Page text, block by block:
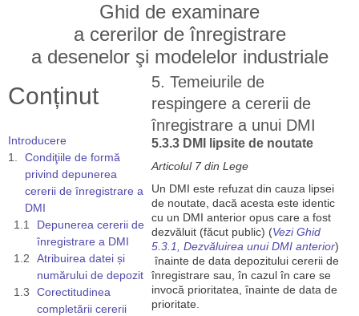
Ghid de examinare
a cererilor de înregistrare
a desenelor şi modelelor industriale
Conținut
Introducere
Condiţiile de formă
privind depunerea
cererii de înregistrare a
DMI
Depunerea cererii de
înregistrare a DMI
Atribuirea datei și
numărului de depozit
Corectitudinea
completării cererii
5. Temeiurile de
respingere a cererii de
înregistrare a unui DMI
5.3.3 DMI lipsite de noutate
Articolul 7 din Lege
Un DMI este refuzat din cauza lipsei
de noutate, dacă acesta este identic
cu un DMI anterior opus care a fost
dezvăluit (făcut public) (Vezi Ghid
5.3.1, Dezvăluirea unui DMI anterior)
înainte de data depozitului cererii de
înregistrare sau, în cazul în care se
invocă prioritatea, înainte de data de
prioritate.